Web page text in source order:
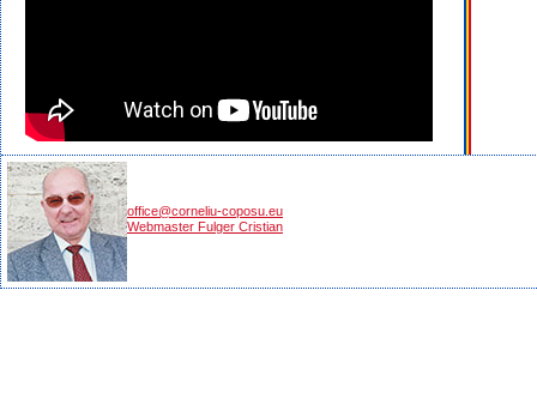
office@corneliu-coposu.eu
Webmaster Fulger Cristian